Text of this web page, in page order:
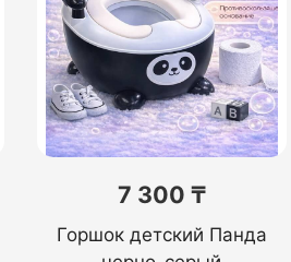
7 300 ₸
Горшок детский Панда